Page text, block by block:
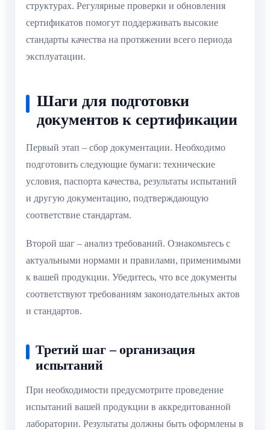
структурах. Регулярные проверки и обновления
сертификатов помогут поддерживать высокие
стандарты качества на протяжении всего периода
эксплуатации.
Шаги для подготовки
документов к сертификации
Первый этап – сбор документации. Необходимо
подготовить следующие бумаги: технические
условия, паспорта качества, результаты испытаний
и другую документацию, подтверждающую
соответствие стандартам.
Второй шаг – анализ требований. Ознакомьтесь с
актуальными нормами и правилами, применимыми
к вашей продукции. Убедитесь, что все документы
соответствуют требованиям законодательных актов
и стандартов.
Третий шаг – организация
испытаний
При необходимости предусмотрите проведение
испытаний вашей продукции в аккредитованной
лаборатории. Результаты должны быть оформлены в